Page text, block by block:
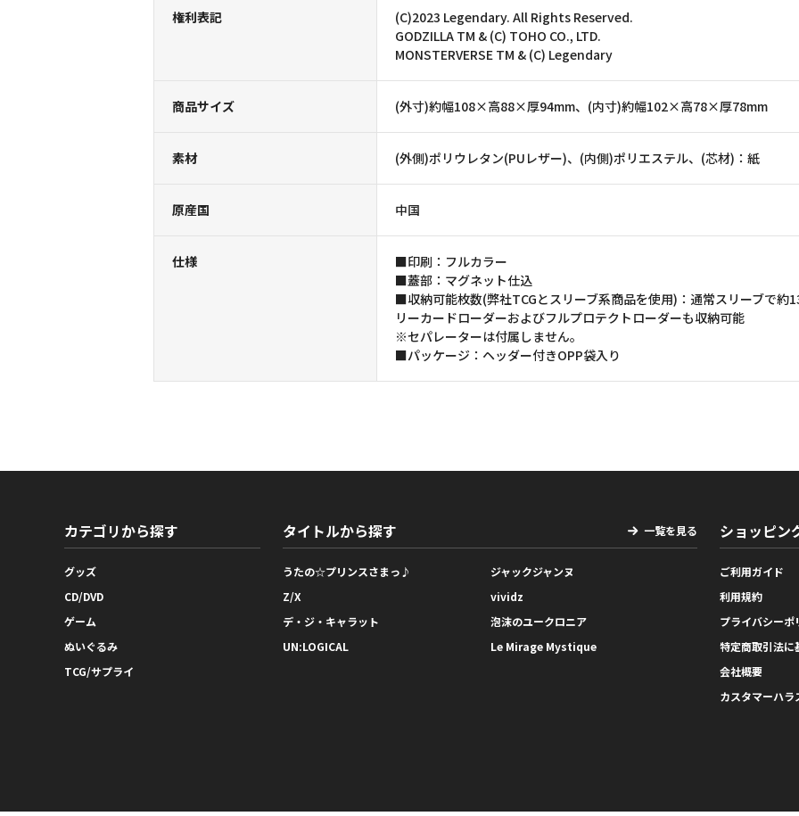
権利表記
(C)2023 Legendary. All Rights Reserved.
GODZILLA TM & (C) TOHO CO., LTD.
MONSTERVERSE TM & (C) Legendary
商品サイズ (外寸)約幅108×高88×厚94mm、(内寸)約幅102×高78×厚78mm
素材 (外側)ポリウレタン(PUレザー)、(内側)ポリエステル、(芯材)：紙
原産国 中国
仕様
■印刷：フルカラー
■蓋部：マグネット仕込
■収納可能枚数(弊社TCGとスリーブ系商品を使用)：通常スリーブで約
リーカードローダーおよびフルプロテクトローダーも収納可能
※セパレーターは付属しません。
■パッケージ：ヘッダー付きOPP袋入り
カテゴリから探す
グッズ
CD/DVD
ゲーム
ぬいぐるみ
TCG/サプライ
タイトルから探す 一覧を見る
うたの☆プリンスさまっ♪
ジャックジャンヌ
Z/X
vividz
デ・ジ・キャラット
泡沫のユークロニア
UN:LOGICAL
Le Mirage Mystique
ショッピン
ご利用ガイド
利用規約
プライバシーポ
特定商取引法に
会社概要
カスタマーハ